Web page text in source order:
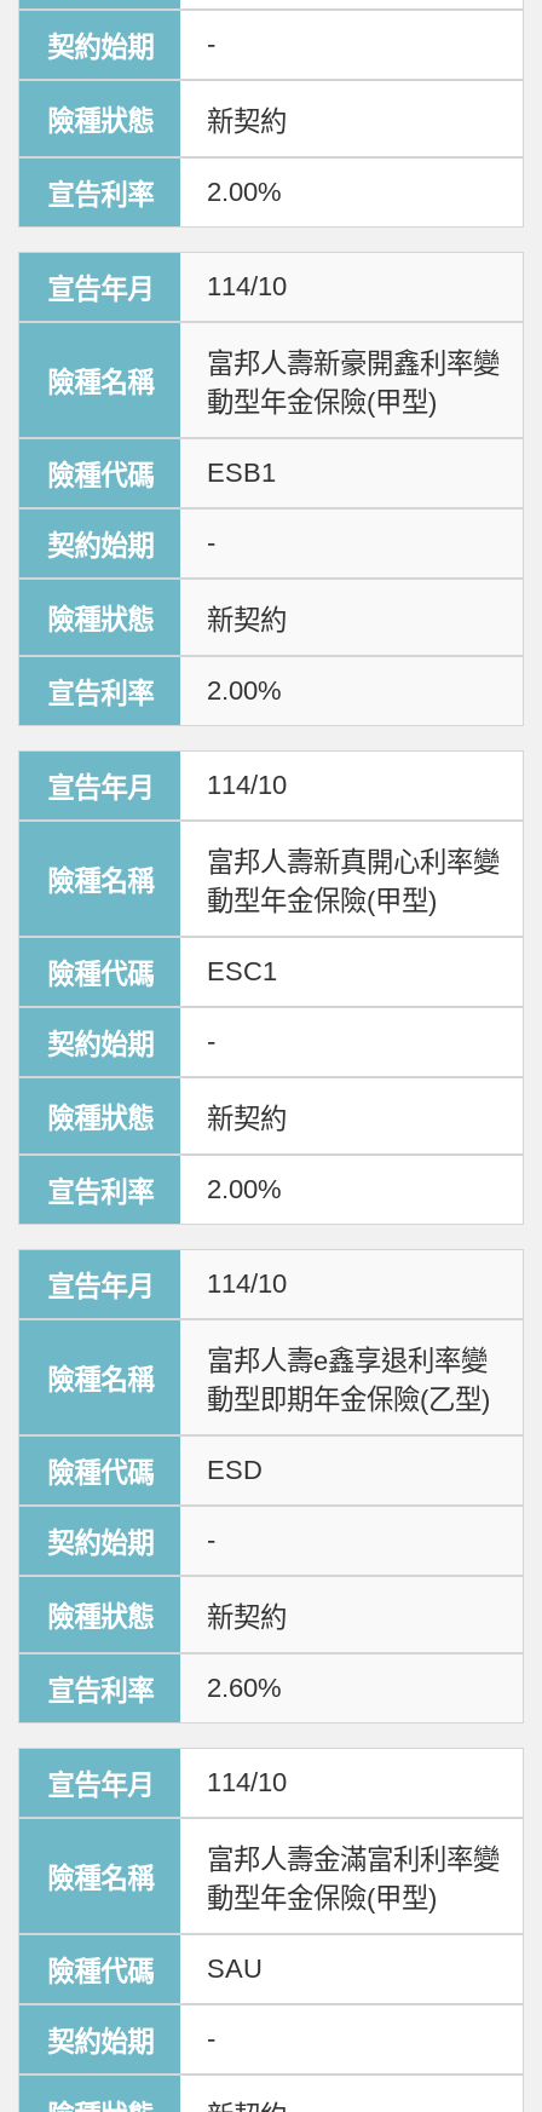
-
新契約
2.00%
114/10
富邦人壽新豪開鑫利率變
動型年金保險(甲型)
ESB1
-
新契約
2.00%
114/10
富邦人壽新真開心利率變
動型年金保險(甲型)
ESC1
-
新契約
2.00%
114/10
富邦人壽e鑫享退利率變
動型即期年金保險(乙型)
ESD
-
新契約
2.60%
114/10
富邦人壽金滿富利利率變
動型年金保險(甲型)
SAU
-